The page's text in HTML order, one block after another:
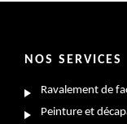
NOS SERVICES
Ravalement de
Peinture et